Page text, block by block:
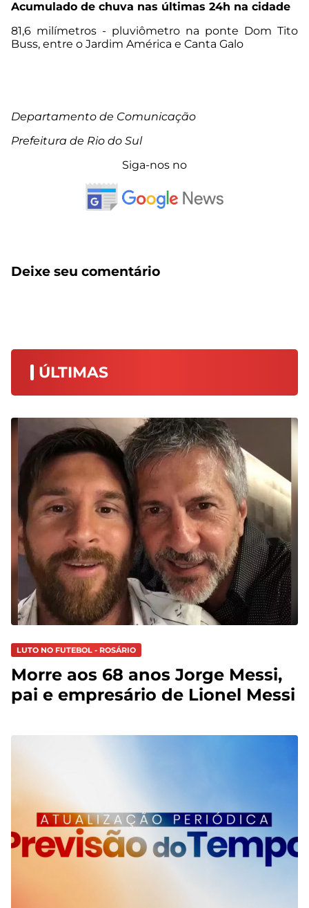
Acumulado de chuva nas últimas 24h na cidade
81,6 milímetros - pluviômetro na ponte Dom Tito
Buss, entre o Jardim América e Canta Galo
Departamento de Comunicação
Prefeitura de Rio do Sul
Siga-nos no
Deixe seu comentário
ÚLTIMAS
LUTO NO FUTEBOL - ROSÁRIO
Morre aos 68 anos Jorge Messi,
pai e empresário de Lionel Messi